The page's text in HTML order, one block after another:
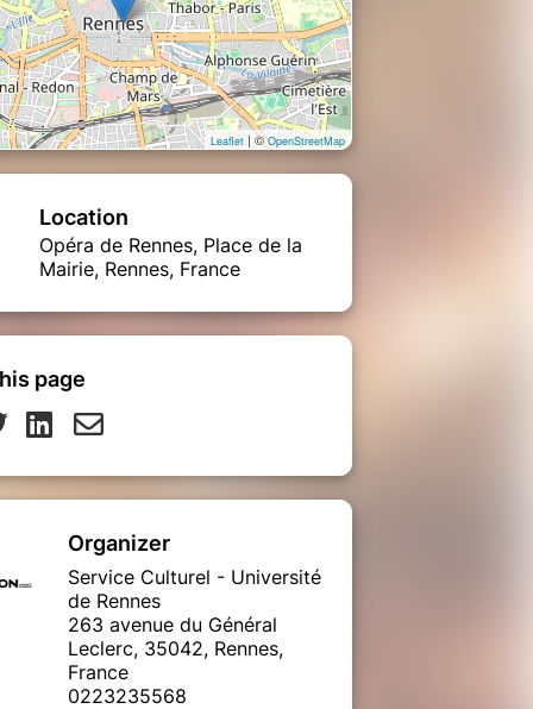
Leaflet | ©OpenStreetMap
Location
Opéra de Rennes, Place de la
Mairie, Rennes, France
page
Organizer
Service Culturel - Université
de Rennes
263 avenue du Général
Leclerc, 35042, Rennes,
France
0223235568